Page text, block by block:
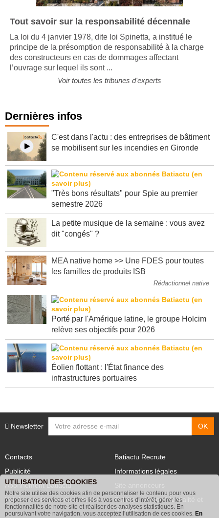
Tout savoir sur la responsabilité décennale
La loi du 4 janvier 1978, dite loi Spinetta, a institué le
principe de la présomption de responsabilité à la charge
des constructeurs en cas de dommages affectant
Dernières infos
C'est dans l'actu : des entreprises de bâtiment
"Très bons résultats" pour Spie au premier
La petite musique de la semaine : vous avez
MEA native home >> Une FDES pour toutes
Rédactionnel native
Porté par l'Amérique latine, le groupe Holcim
Éolien flottant : l'État finance des
Publicité
Abonnement Batiactu
Voir les contenus+ de Batiactu
Site annonceurs
Politique de confidentialité et
cookies
UTILISATION DES COOKIES
Notre site utilise des cookies afin de personnaliser le contenu pour vous
proposer des services et offres liés à vos centres d'intérêt, gérer les
fonctionnalités de notre site et réaliser des analyses statistiques. En
poursuivant votre navigation, vous acceptez l’utilisation de ces cookies. En